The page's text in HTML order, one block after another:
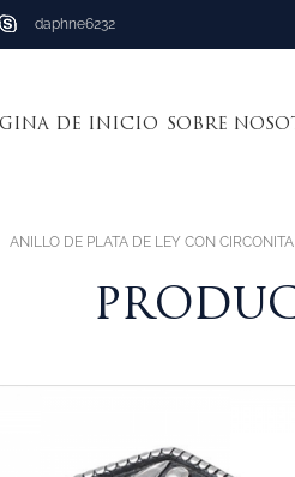
daphne6232
DE INICIO SOBRE
ANILLO DE PLATA DE LEY CON